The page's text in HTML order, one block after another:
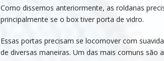
Como dissemos anteriormente, as roldanas
principalmente se o box tiver porta de vidro.
Essas portas precisam se locomover com
de diversas maneiras. Um das mais comuns